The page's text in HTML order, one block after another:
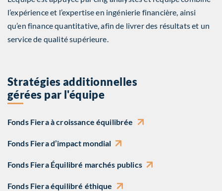
l’expérience et l’expertise en ingénierie financière, ainsi
qu’en finance quantitative, afin de livrer des résultats et un
service de qualité supérieure.
Stratégies additionnelles
gérées par l'équipe
Fonds Fiera à croissance équilibrée
Fonds Fiera d’impact mondial
Fonds Fiera Équilibré marchés publics
Fonds Fiera équilibré éthique